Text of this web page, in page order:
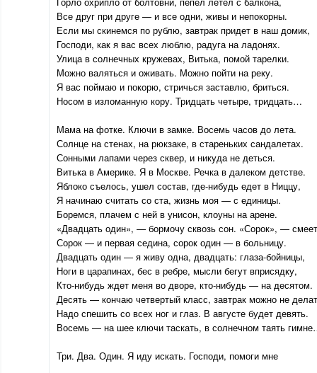
Все друг при друге — и все одни, живы и непокорны.
Если мы скинемся по рублю, завтрак придет в наш домик,
Господи, как я вас всех люблю, радуга на ладонях.
Улица в солнечных кружевах, Витька, помой тарелки.
Можно валяться и оживать. Можно пойти на реку.
Я вас поймаю и покорю, стричься заставлю, бриться.
Носом в изломанную кору. Тридцать четыре, тридцать…
Мама на фотке. Ключи в замке. Восемь часов до лета.
Солнце на стенах, на рюкзаке, в стареньких сандалетах.
Сонными лапами через сквер, и никуда не деться.
Витька в Америке. Я в Москве. Речка в далеком детстве.
Яблоко съелось, ушел состав, где-нибудь едет в Ниццу,
Я начинаю считать со ста, жизнь моя — с единицы.
Боремся, плачем с ней в унисон, клоуны на арене.
«Двадцать один», — бормочу сквозь сон. «Сорок», —
Сорок — и первая седина, сорок один — в больницу.
Двадцать один — я живу одна, двадцать: глаза-бойницы,
Ноги в царапинах, бес в ребре, мысли бегут вприсядку,
Кто-нибудь ждет меня во дворе, кто-нибудь — на десятом.
Десять — кончаю четвертый класс, завтрак можно не
Надо спешить со всех ног и глаз. В августе будет девять.
Восемь — на шее ключи таскать, в солнечном таять
Три. Два. Один. Я иду искать. Господи, помоги мне